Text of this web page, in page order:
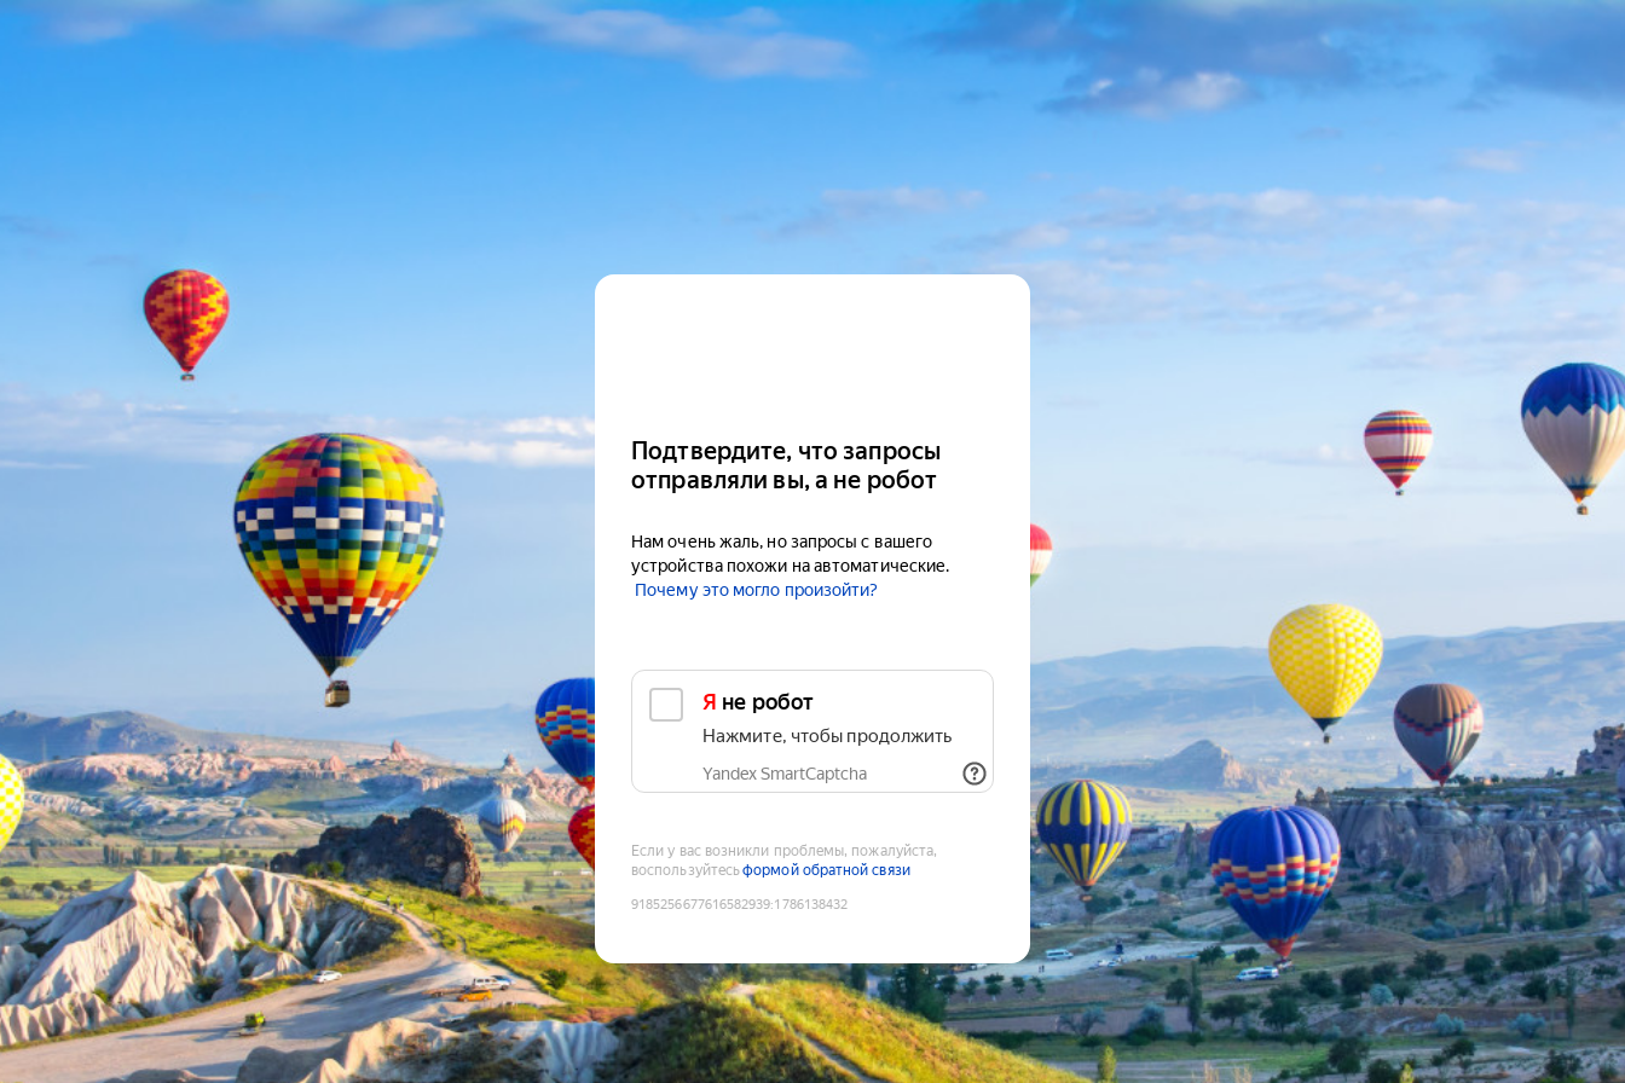
Подтвердите, что запросы
отправляли вы, а не робот
Нам очень жаль, но запросы с вашего
устройства похожи на автоматические.
Почему это могло произойти?
Я не робот
Нажмите, чтобы продолжить
Yandex SmartCaptcha
Если у вас возникли проблемы, пожалуйста,
воспользуйтесьформой обратной связи
9185256677616582939:1786138432